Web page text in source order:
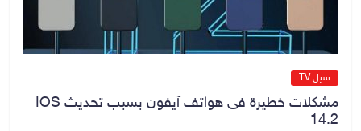
سيل TV
مشكلات خطيرة فى هواتف آيفون بسبب تحديث IOS
14.2